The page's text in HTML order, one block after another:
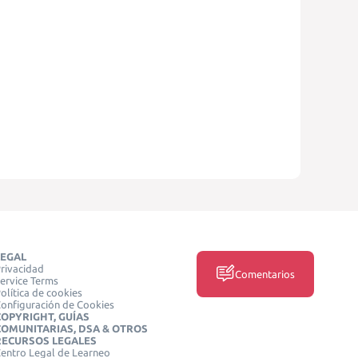
Terms
de cookies
de Cookies
GUÍAS
DSA & OTROS
LEGALES
Legal de Learneo
Comentarios